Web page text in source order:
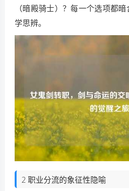
（暗殿骑士）？每一个选项都
学思辨。
2 职业分流的象征性隐喻